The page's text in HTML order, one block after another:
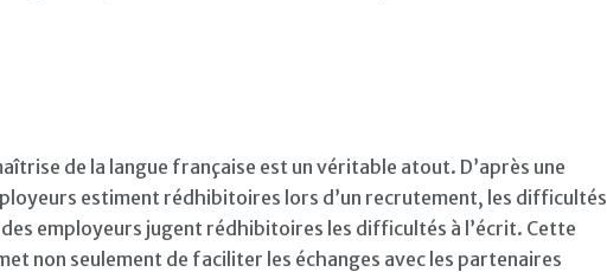
de la langue française est un véritable atout. D’après une
estiment rédhibitoires lors d’un recrutement, les difficultés
des employeurs jugent rédhibitoires les difficultés à l’écrit. Cette
non seulement de faciliter les échanges avec les partenaires